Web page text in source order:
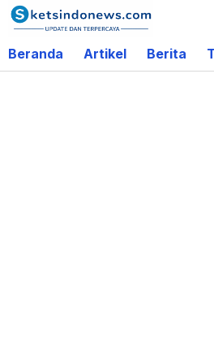
Lewati
ke
konten
Beranda Artikel Berita